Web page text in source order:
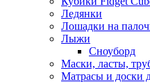
Ледянки
Лошадки на
Лыжи
Сноуборд
Маски, ласты,
Матрасы и доски